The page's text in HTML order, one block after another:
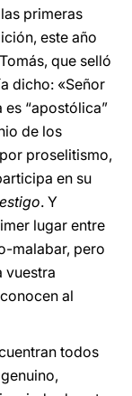
primeras
este año
que selló
dicho: «Señor
es “apostólica”
de los
proselitismo,
en su
. Y
lugar entre
malabar, pero
vuestra
al
todos